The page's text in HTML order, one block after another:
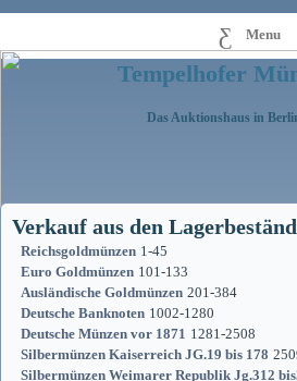
Menu
Tempelhofer
Das Auktionshaus in
Verkauf aus den
Reichsgoldmünzen 1-45
Euro Goldmünzen 101-133
Ausländische Goldmünzen 201-384
Deutsche Banknoten 1002-1280
Deutsche Münzen vor 1871 1281-2508
Silbermünzen Kaiserreich JG.19 bis 178
Silbermünzen Weimarer Republik Jg.312